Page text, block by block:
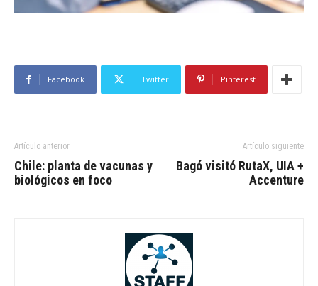
Facebook Twitter Pinterest
Artículo anterior
Chile: planta de vacunas y
biológicos en foco
Artículo siguiente
Bagó visitó RutaX, UIA +
Accenture